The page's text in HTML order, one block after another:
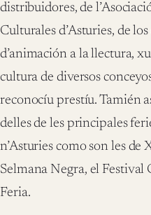
distribuidores, de
Culturales d’Asturies, de
d’animación a la llectura,
cultura de diversos
reconocíu prestíu. Tamién
delles de les principales
n’Asturies como son les
Selmana Negra, el Festival
Feria.